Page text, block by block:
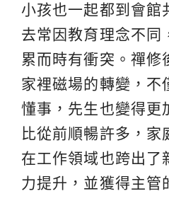
小孩也一起都到會館
去常因教育理念不同
累而時有衝突。禪修
家裡磁場的轉變，不
懂事，先生也變得更
比從前順暢許多，家
在工作領域也跨出了
力提升，並獲得主管